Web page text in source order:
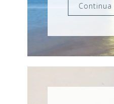
Continua